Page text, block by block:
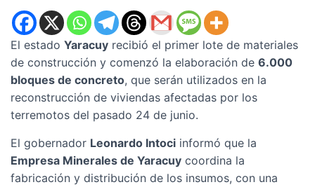
El estado Yaracuy recibió el primer lote de materiales
de construcción y comenzó la elaboración de 6.000
bloques de concreto, que serán utilizados en la
reconstrucción de viviendas afectadas por los
terremotos del pasado 24 de junio.
El gobernador Leonardo Intoci informó que la
Empresa Minerales de Yaracuy coordina la
fabricación y distribución de los insumos, con una